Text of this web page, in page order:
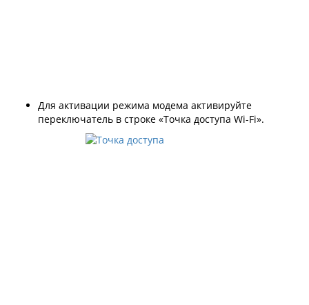
Для активации режима модема активируйте
переключатель в строке «Точка доступа Wi-Fi».